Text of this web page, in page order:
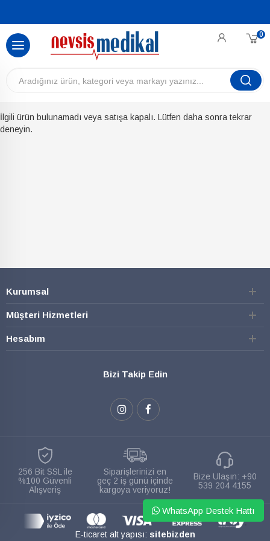
0
İlgili ürün bulunamadı veya satışa kapalı. Lütfen daha sonra tekrar
deneyin.
Kurumsal
Müşteri Hizmetleri
Hesabım
Bizi Takip Edin
256 Bit SSL ile
%100 Güvenli
Alışveriş
Siparişlerinizi en
geç 2 iş günü içinde
kargoya veriyoruz!
Bize Ulaşın: +90
539 204 4155
E-ticaret alt yapısı: sitebizden
WhatsApp Destek Hattı